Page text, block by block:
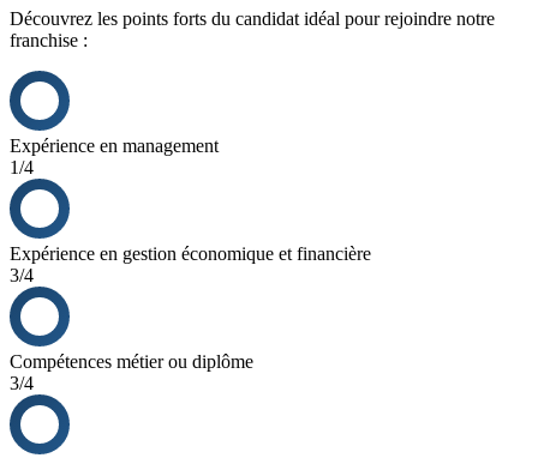
Découvrez les points forts du candidat idéal pour rejoindre notre
franchise :
Expérience en management
1/4
Expérience en gestion économique et financière
3/4
Compétences métier ou diplôme
3/4